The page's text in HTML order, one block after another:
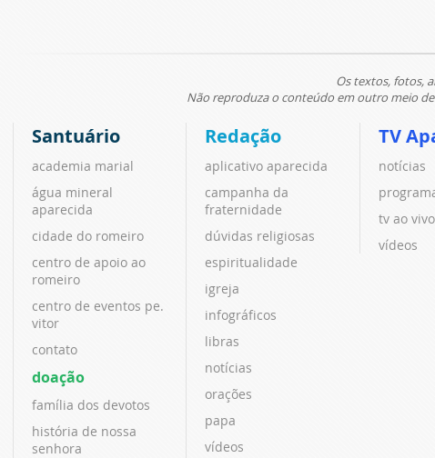
Os textos, fotos,
Não reproduza o conteúdo em outro meio
Santuário
academia marial
água mineral
aparecida
cidade do romeiro
centro de apoio ao
romeiro
centro de eventos pe.
vitor
contato
doação
família dos devotos
história de nossa
senhora
Redação
aplicativo aparecida
campanha da
fraternidade
dúvidas religiosas
espiritualidade
igreja
infográficos
libras
notícias
orações
papa
vídeos
TV
notícias
tv ao vivo
vídeos